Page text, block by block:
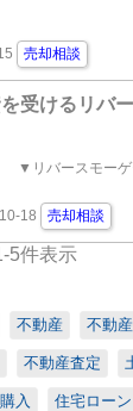
売却相談
受けるリバ
▼リバースモー
18 売却相談
5件表示
不動産 不動
不動産査定
入 住宅ローン